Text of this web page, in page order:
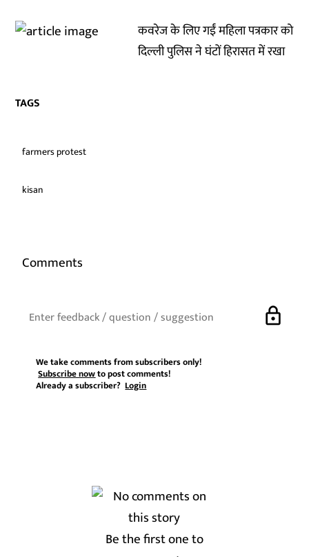
कवरेज के लिए गईं महिला पत्रकार को
दिल्ली पुलिस ने घंटों हिरासत में रखा
TAGS
farmers protest
kisan
Comments
lock
We take comments from subscribers only!
Subscribe nowto post comments!
Already a subscriber?Login
Be the first one to